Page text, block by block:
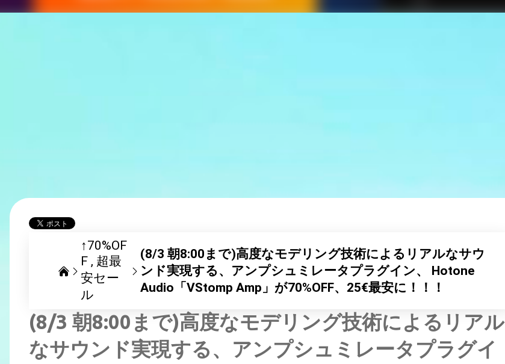
↑70%OF
F
超最
安セー
ル
(8/3 朝8:00まで)高度なモデリング技術によるリアルなサウ
ンド実現する、アンプシュミレータプラグイン、 Hotone
Audio「VStomp Amp」が70%OFF、25€最安に！！！
(8/3 朝8:00まで)高度なモデリング技術によるリアル
なサウンド実現する、アンプシュミレータプラグイ